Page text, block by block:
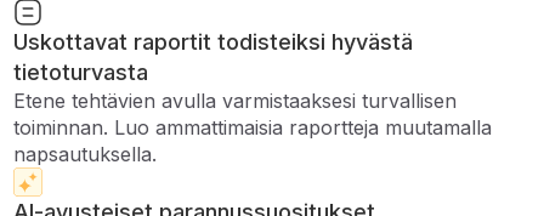
Uskottavat raportit todisteiksi hyvästä
tietoturvasta
Etene tehtävien avulla varmistaaksesi turvallisen
toiminnan. Luo ammattimaisia ​​raportteja muutamalla
napsautuksella.